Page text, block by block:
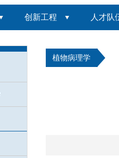
创新工程 人才队
植物病理学